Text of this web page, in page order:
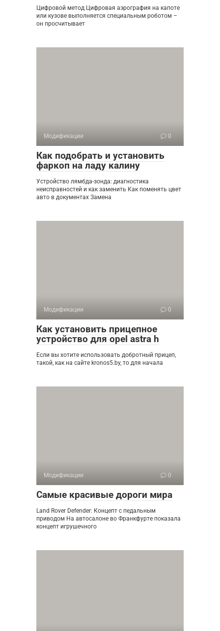
Цифровой метод Цифровая аэрография на капоте
или кузове выполняется специальным роботом –
он просчитывает
Модификации 0
Как подобрать и установить
фаркоп на ладу калину
Устройство лямбда-зонда: диагностика
неисправностей и как заменить Как поменять цвет
авто в документах Замена
Модификации 0
Как установить прицепное
устройство для opel astra h
Если вы хотите использовать добротный прицеп,
такой, как на сайте kronos5.by, то для начала
Модификации 0
Самые красивые дороги мира
Land Rover Defender: Концепт с педальным
приводом На автосалоне во Франкфурте показала
концепт игрушечного